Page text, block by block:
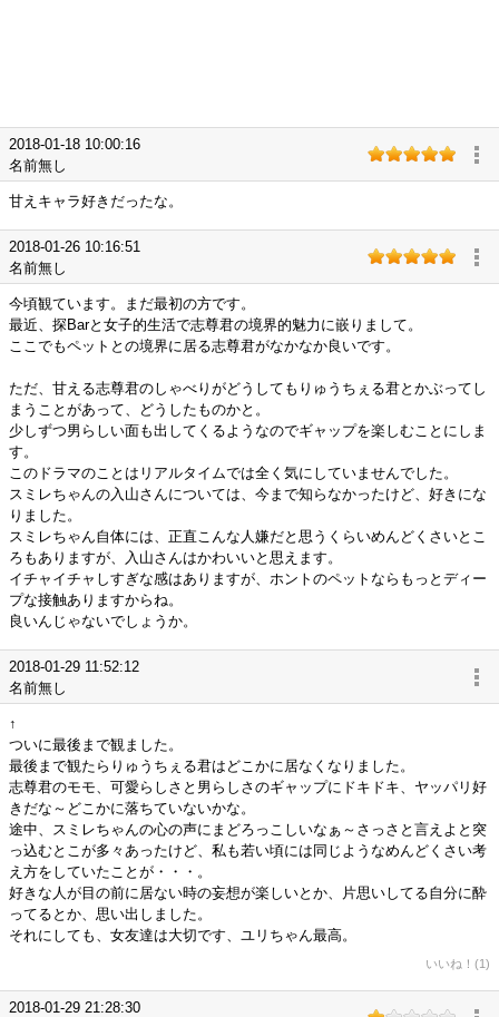
2018-01-18 10:00:16
名前無し
甘えキャラ好きだったな。
2018-01-26 10:16:51
名前無し
今頃観ています。まだ最初の方です。
最近、探Barと女子的生活で志尊君の境界的魅力に嵌りまして。
ここでもペットとの境界に居る志尊君がなかなか良いです。
ただ、甘える志尊君のしゃべりがどうしてもりゅうちぇる君とかぶってし
まうことがあって、どうしたものかと。
少しずつ男らしい面も出してくるようなのでギャップを楽しむことにしま
す。
このドラマのことはリアルタイムでは全く気にしていませんでした。
スミレちゃんの入山さんについては、今まで知らなかったけど、好きにな
りました。
スミレちゃん自体には、正直こんな人嫌だと思うくらいめんどくさいとこ
ろもありますが、入山さんはかわいいと思えます。
イチャイチャしすぎな感はありますが、ホントのペットならもっとディー
プな接触ありますからね。
良いんじゃないでしょうか。
2018-01-29 11:52:12
名前無し
↑
ついに最後まで観ました。
最後まで観たらりゅうちぇる君はどこかに居なくなりました。
志尊君のモモ、可愛らしさと男らしさのギャップにドキドキ、ヤッパリ好
きだな～どこかに落ちていないかな。
途中、スミレちゃんの心の声にまどろっこしいなぁ～さっさと言えよと突
っ込むとこが多々あったけど、私も若い頃には同じようなめんどくさい考
え方をしていたことが・・・。
好きな人が目の前に居ない時の妄想が楽しいとか、片思いしてる自分に酔
ってるとか、思い出しました。
それにしても、女友達は大切です、ユリちゃん最高。
いいね！(1)
2018-01-29 21:28:30